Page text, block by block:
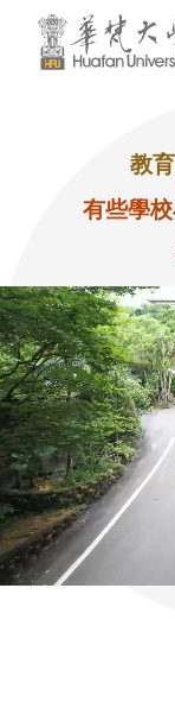
跳到頁面主要內容區
教
有些學